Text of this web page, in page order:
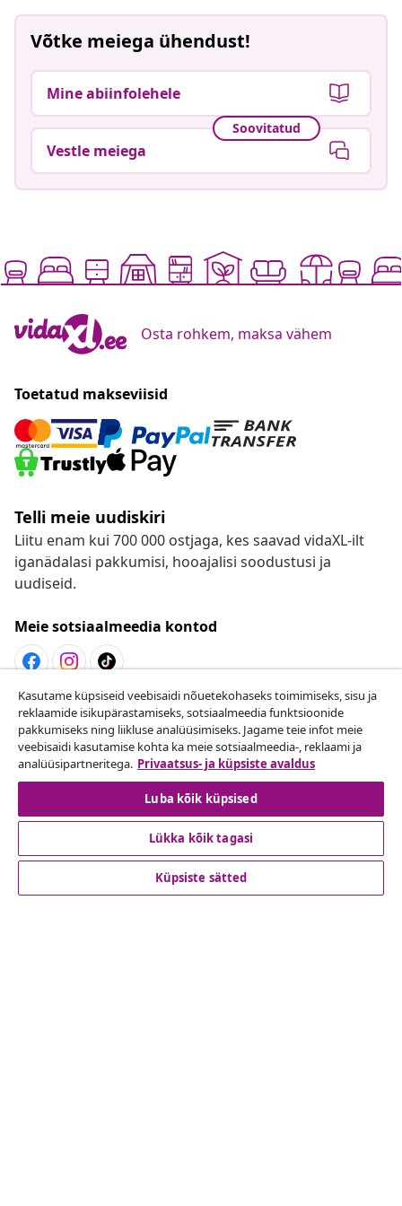
Võtke meiega ühendust!
Mine abiinfolehele
Soovitatud
Vestle meiega
Osta rohkem, maksa vähem
Toetatud makseviisid
Telli meie uudiskiri
Liitu enam kui 700 000 ostjaga, kes saavad vidaXL-ilt
iganädalasi pakkumisi, hooajalisi soodustusi ja
uudiseid.
Meie sotsiaalmeedia kontod
Lepingust taganemine
Esita oma tellimuse kohta tagastamissoov.
Lepingust taganemine
Klienditeenindus
Kasutame küpsiseid veebisaidi nõuetekohaseks toimimiseks, sisu ja
reklaamide isikupärastamiseks, sotsiaalmeedia funktsioonide
pakkumiseks ning liikluse analüüsimiseks. Jagame teie infot meie
veebisaidi kasutamise kohta ka meie sotsiaalmeedia-, reklaami ja
analüüsipartneritega. Privaatsus- ja küpsiste avaldus
Luba kõik küpsised
Lükka kõik tagasi
Küpsiste sätted